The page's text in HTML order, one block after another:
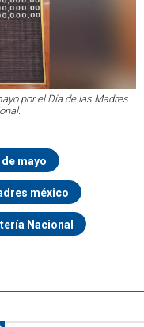
por el Día de las Madres
de mayo
méxico
Nacional